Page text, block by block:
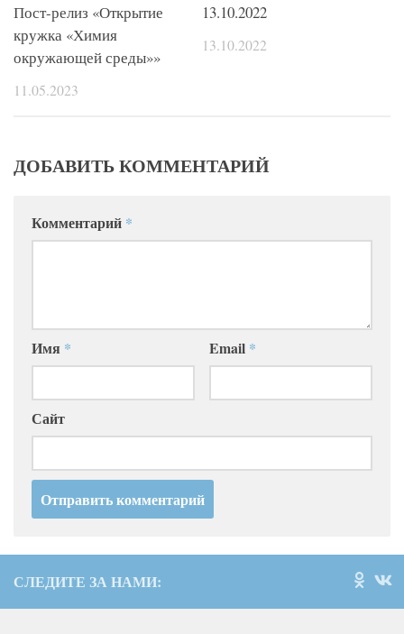
Пост-релиз «Открытие
кружка «Химия
окружающей среды»»
11.05.2023
13.10.2022
13.10.2022
ДОБАВИТЬ КОММЕНТАРИЙ
Комментарий *
Имя * Email *
Сайт
СЛЕДИТЕ ЗА НАМИ: